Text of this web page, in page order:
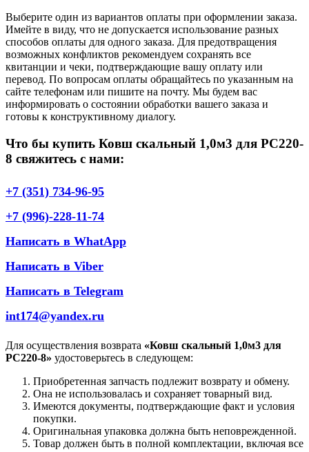
Выберите один из вариантов оплаты при оформлении заказа.
Имейте в виду, что не допускается использование разных
способов оплаты для одного заказа. Для предотвращения
возможных конфликтов рекомендуем сохранять все
квитанции и чеки, подтверждающие вашу оплату или
перевод. По вопросам оплаты обращайтесь по указанным на
сайте телефонам или пишите на почту. Мы будем вас
информировать о состоянии обработки вашего заказа и
готовы к конструктивному диалогу.
Что бы купить Ковш скальный 1,0м3 для РС220-
8 свяжитесь с нами:
+7 (351) 734-96-95
+7 (996)-228-11-74
Написать в WhatApp
Написать в Viber
Написать в Telegram
int174@yandex.ru
Для осуществления возврата «Ковш скальный 1,0м3 для
РС220-8» удостоверьтесь в следующем:
Приобретенная запчасть подлежит возврату и обмену.
Она не использовалась и сохраняет товарный вид.
Имеются документы, подтверждающие факт и условия
покупки.
Оригинальная упаковка должна быть неповрежденной.
Товар должен быть в полной комплектации, включая все